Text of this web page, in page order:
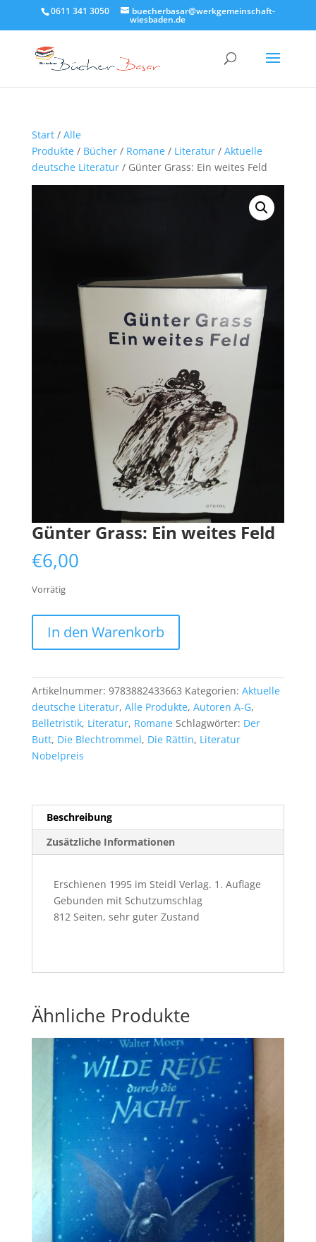
0611 341 3050 buecherbasar@werkgemeinschaft-
wiesbaden.de
Start/ Alle
Produkte/ Bücher/ Romane/ Literatur/ Aktuelle
deutsche Literatur/ Günter Grass: Ein weites Feld
Günter Grass: Ein weites Feld
€6,00
Vorrätig
Grass:
Ein
Feld
Menge
In den Warenkorb
Artikelnummer: 9783882433663 Kategorien: Aktuelle
deutsche Literatur, Alle Produkte, Autoren A-G,
Belletristik, Literatur, Romane Schlagwörter: Der
Butt, Die Blechtrommel, Die Rättin, Literatur
Nobelpreis
Beschreibung
Zusätzliche Informationen
Erschienen 1995 im Steidl Verlag. 1. Auflage
Gebunden mit Schutzumschlag
812 Seiten, sehr guter Zustand
Ähnliche Produkte